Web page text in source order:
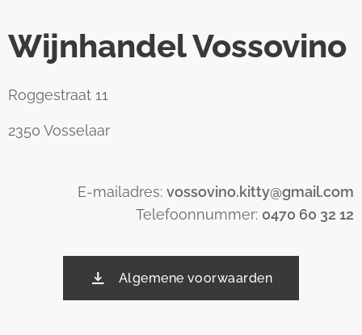
Wijnhandel Vossovino
Roggestraat 11
2350 Vosselaar
E-mailadres: vossovino.kitty@gmail.com
Telefoonnummer: 0470 60 32 12
Algemene voorwaarden